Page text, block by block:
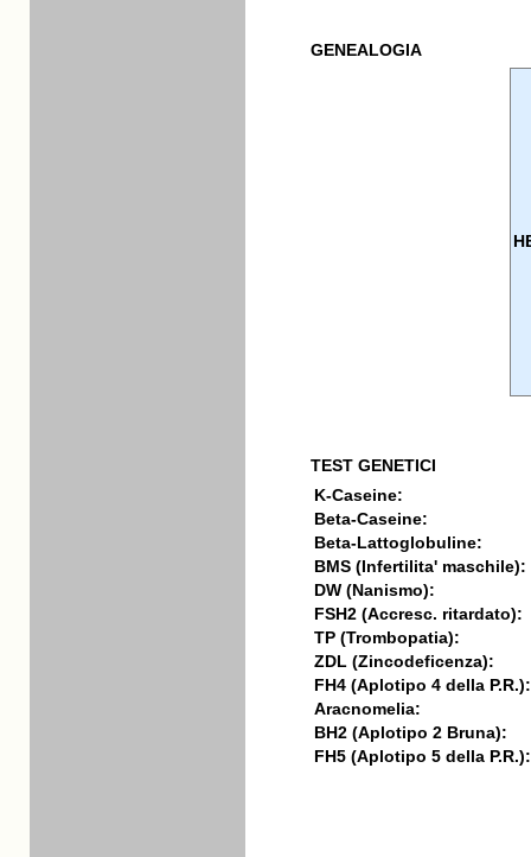
GENEALOGIA
TEST GENETICI
K-Caseine:
Beta-Caseine:
Beta-Lattoglobuline:
BMS (Infertilita' maschile):
DW (Nanismo):
FSH2 (Accresc. ritardato):
TP (Trombopatia):
ZDL (Zincodeficenza):
FH4 (Aplotipo 4 della P.R.):
Aracnomelia:
BH2 (Aplotipo 2 Bruna):
FH5 (Aplotipo 5 della P.R.):